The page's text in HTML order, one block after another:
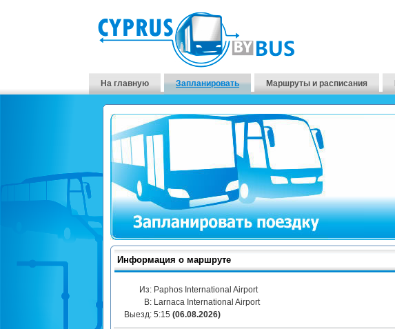
На главную Запланировать Маршруты и расписания
Информация о маршруте
Из: Paphos International Airport
В: Larnaca International Airport
Выезд: 5:15 (06.08.2026)